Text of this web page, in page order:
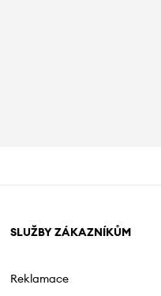
SLUŽBY ZÁKAZNÍKŮM
Reklamace